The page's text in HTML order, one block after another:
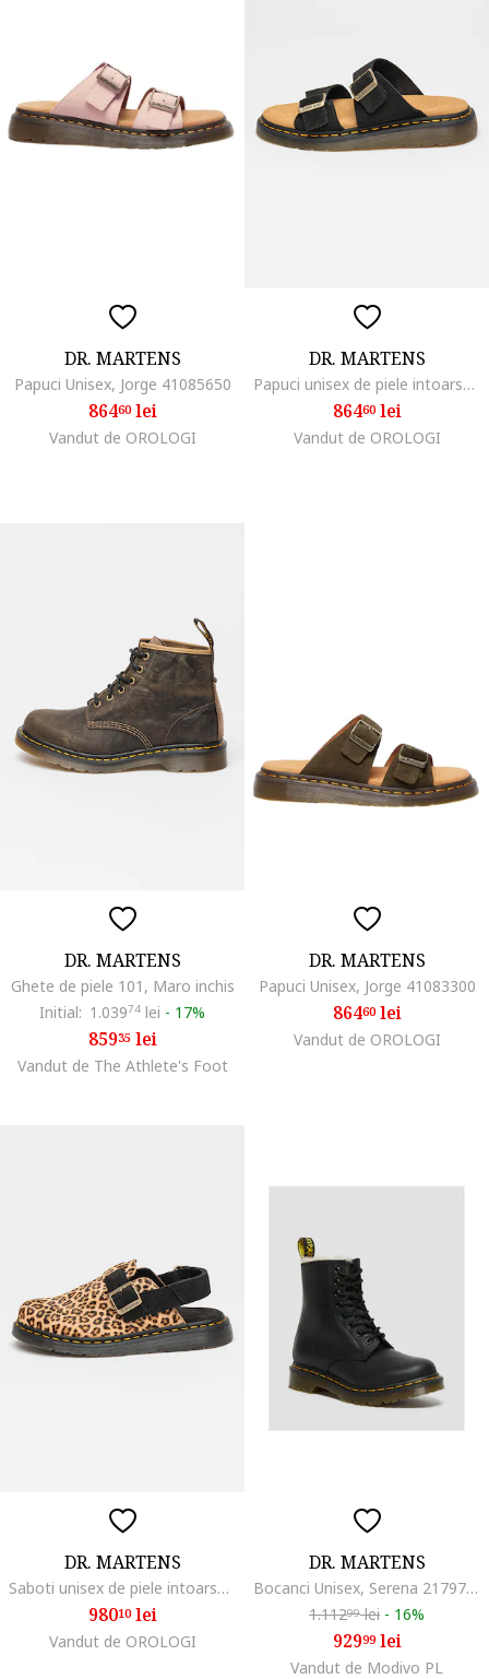
DR. MARTENS
Papuci Unisex, Jorge 41085650
86460lei
Vandut de OROLOGI
DR. MARTENS
Papuci unisex de piele intoarsa cu catarama Josef, Galben
86460lei
Vandut de OROLOGI
DR. MARTENS
Ghete de piele 101, Maro inchis
Initial: 1.03974 lei - 17%
85935lei
Vandut de The Athlete's Foot
DR. MARTENS
Papuci Unisex, Jorge 41083300
86460lei
Vandut de OROLOGI
DR. MARTENS
Saboti unisex de piele intoarsa cu animal print, Negru/Maro deschis
98010lei
Vandut de OROLOGI
DR. MARTENS
Bocanci Unisex, Serena 21797001
1.11299lei - 16%
92999lei
Vandut de Modivo PL